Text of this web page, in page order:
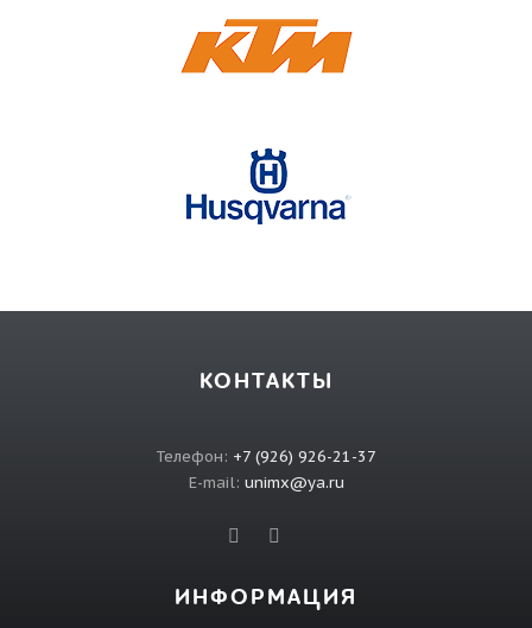
КОНТАКТЫ
Телефон: +7 (926) 926-21-37
E-mail: unimx@ya.ru
ИНФОРМАЦИЯ